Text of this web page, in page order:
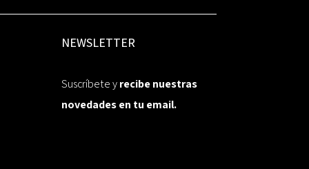
NEWSLETTER
Suscríbete yrecibe nuestras
novedades en tu email.